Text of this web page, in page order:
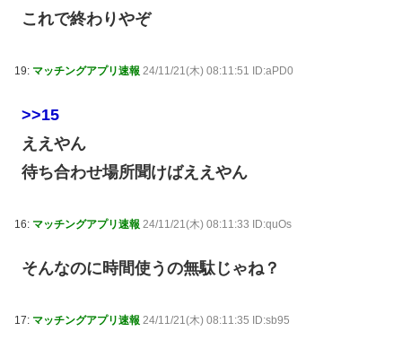
これで終わりやぞ
19: マッチングアプリ速報 24/11/21(木) 08:11:51 ID:aPD0
>>15
ええやん
待ち合わせ場所聞けばええやん
16: マッチングアプリ速報 24/11/21(木) 08:11:33 ID:quOs
そんなのに時間使うの無駄じゃね？
17: マッチングアプリ速報 24/11/21(木) 08:11:35 ID:sb95